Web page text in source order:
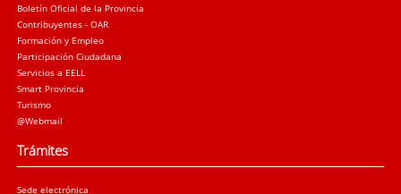
Boletín Oficial de la Provincia
Contribuyentes - OAR
Formación y Empleo
Participación Ciudadana
Servicios a EELL
Smart Provincia
Turismo
@Webmail
Trámites
Sede electrónica